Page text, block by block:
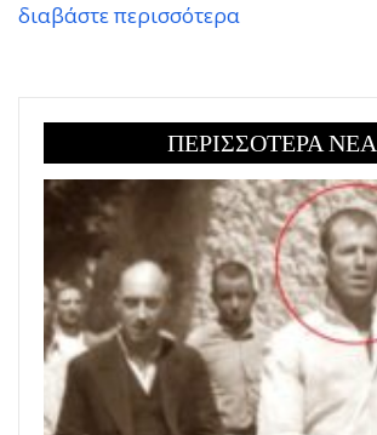
διαβάστε περισσότερα
ΠΕΡΙΣΣΟΤΕΡΑ ΝΕΑ